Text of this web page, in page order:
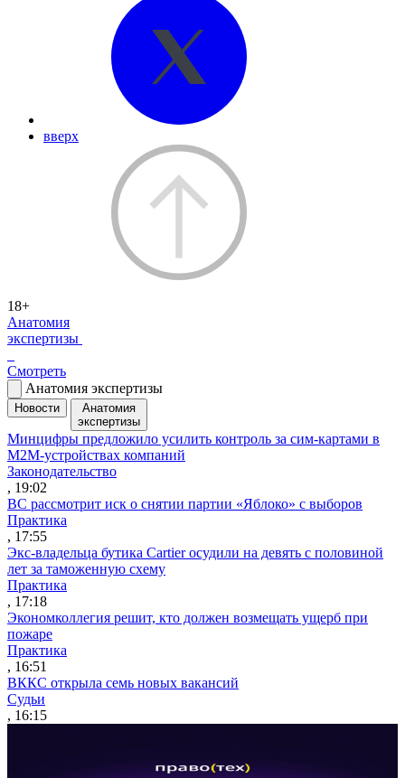
вверх
18+
Анатомия
экспертизы
Смотреть
Анатомия экспертизы
Новости
Анатомия
экспертизы
Минцифры предложило усилить контроль за сим-картами в
M2M-устройствах компаний
Законодательство
, 19:02
ВС рассмотрит иск о снятии партии «Яблоко» с выборов
Практика
, 17:55
Экс-владельца бутика Cartier осудили на девять с половиной
лет за таможенную схему
Практика
, 17:18
Экономколлегия решит, кто должен возмещать ущерб при
пожаре
Практика
, 16:51
ВККС открыла семь новых вакансий
Судьи
, 16:15